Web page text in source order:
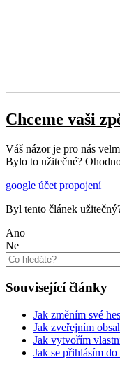
Chceme vaši
Váš názor je pro nás
Bylo to užitečné?
google účet propojení
Byl tento článek
Ano
Ne
Související články
Jak změním své
Jak zveřejním
Jak vytvořím
Jak se přihlásím